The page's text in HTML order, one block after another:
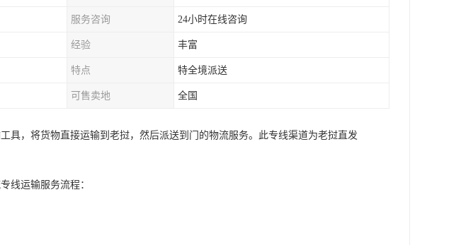
服务咨询 24小时在线咨询
经验 丰富
特点 特全境派送
可售卖地 全国
具，将货物直接运输到老挝，然后派送到门的物流服务。此专线渠道为老挝直发
线运输服务流程：